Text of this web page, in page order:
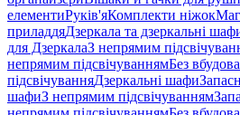
елементиРуків'яКомплекти ніжок
приладдяДзеркала та дзеркальні
для ДзеркалаЗ непрямим
непрямим підсвічуваннямБез
підсвічуванняДзеркальні шафи
шафиЗ непрямим підсвічуванням